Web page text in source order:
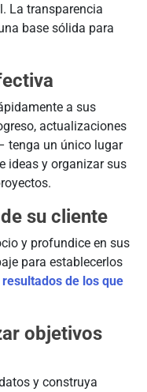
La transparencia
base sólida para
a sus
actualizaciones
tenga un único lugar
ideas y organizar sus
su cliente
y profundice en sus
para establecerlos
de los que
objetivos
y construya